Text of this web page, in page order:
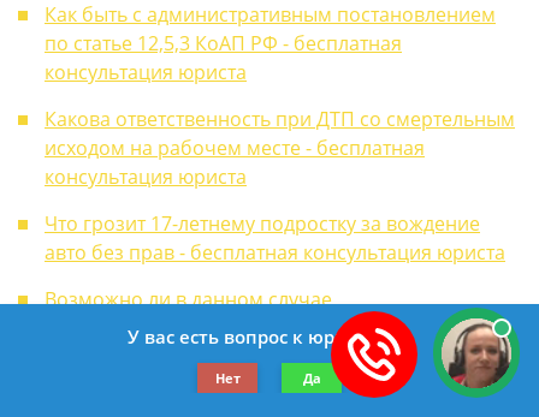
Как быть с административным постановлением
по статье 12,5,3 КоАП РФ - бесплатная
консультация юриста
Какова ответственность при ДТП со смертельным
исходом на рабочем месте - бесплатная
консультация юриста
Что грозит 17-летнему подростку за вождение
авто без прав - бесплатная консультация юриста
Возможно ли в данном случае
переквалифицировать или закрыть дело -
бесплатная консультация юриста
Как определить виновника в ДТП при
У вас есть вопрос к юристу?
Нет Да